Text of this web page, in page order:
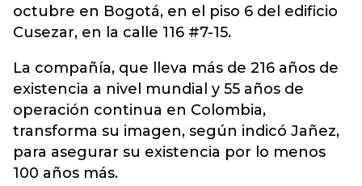
octubre en Bogotá, en el piso 6 del edificio
Cusezar, en la calle 116 #7-15.
La compañía, que lleva más de 216 años de
existencia a nivel mundial y 55 años de
operación continua en Colombia,
transforma su imagen, según indicó Jañez,
para asegurar su existencia por lo menos
100 años más.